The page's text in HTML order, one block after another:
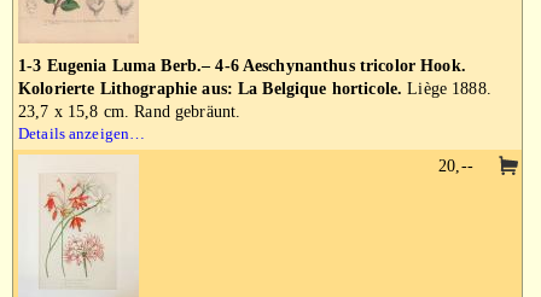
1-3 Eugenia Luma Berb.– 4-6 Aeschynanthus tricolor Hook.
Kolorierte Lithographie aus: La Belgique horticole. Liège 1888.
23,7 x 15,8 cm. Rand gebräunt.
Details anzeigen…
20,--